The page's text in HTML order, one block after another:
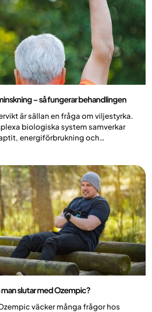
– så fungerar behandlingen
är sällan en fråga om viljestyrka.
biologiska system samverkar
energiförbrukning och
och skapa bättre
hållbara resultat över tid. Här går
fungerar och vem
för.
slutar med Ozempic?
väcker många frågor hos